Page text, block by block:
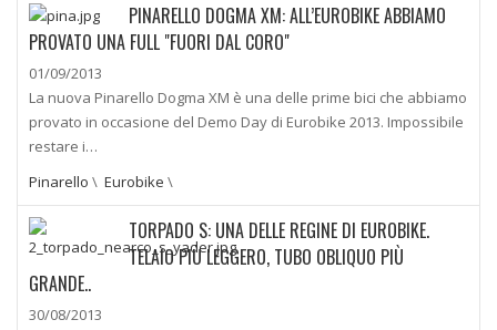
PINARELLO DOGMA XM: ALL’EUROBIKE ABBIAMO
PROVATO UNA FULL "FUORI DAL CORO"
01/09/2013
La nuova Pinarello Dogma XM è una delle prime bici che abbiamo
provato in occasione del Demo Day di Eurobike 2013. Impossibile
restare i…
Pinarello \ Eurobike \
TORPADO S: UNA DELLE REGINE DI EUROBIKE.
TELAIO PIÙ LEGGERO, TUBO OBLIQUO PIÙ
GRANDE..
30/08/2013